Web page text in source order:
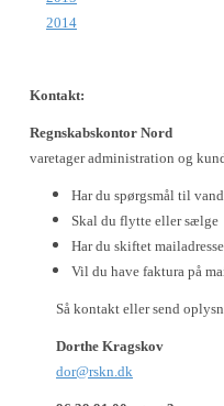
2014
Kontakt:
Regnskabskontor Nord
varetager administration og
Har du spørgsmål til
Skal du flytte eller sælge
Har du skiftet mailadresse
Vil du have faktura på
Så kontakt eller send
Dorthe Kragskov
dor@rskn.dk